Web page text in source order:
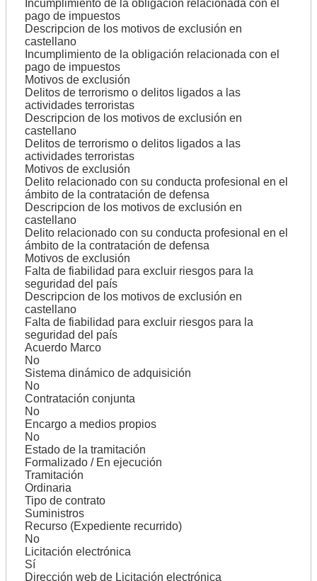
Incumplimiento de la obligación relacionada con el
pago de impuestos
Descripcion de los motivos de exclusión en
castellano
Incumplimiento de la obligación relacionada con el
pago de impuestos
Motivos de exclusión
Delitos de terrorismo o delitos ligados a las
actividades terroristas
Descripcion de los motivos de exclusión en
castellano
Delitos de terrorismo o delitos ligados a las
actividades terroristas
Motivos de exclusión
Delito relacionado con su conducta profesional en el
ámbito de la contratación de defensa
Descripcion de los motivos de exclusión en
castellano
Delito relacionado con su conducta profesional en el
ámbito de la contratación de defensa
Motivos de exclusión
Falta de fiabilidad para excluir riesgos para la
seguridad del país
Descripcion de los motivos de exclusión en
castellano
Falta de fiabilidad para excluir riesgos para la
seguridad del país
Acuerdo Marco
No
Sistema dinámico de adquisición
No
Contratación conjunta
No
Encargo a medios propios
No
Estado de la tramitación
Formalizado / En ejecución
Tramitación
Ordinaria
Tipo de contrato
Suministros
Recurso (Expediente recurrido)
No
Licitación electrónica
Sí
Dirección web de Licitación electrónica